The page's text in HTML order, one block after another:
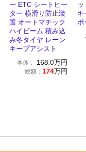
ー ETC シートヒー
ター 横滑り防止装
置 オートマチック
ハイビーム 積み込
み冬タイヤ レーン
キープアシスト
本体： 168.0万円
総額： 174万円
キ
ポ